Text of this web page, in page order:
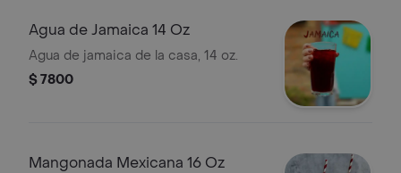
Agua de Jamaica 14 Oz
Agua de jamaica de la casa, 14 oz.
$ 7800
Mangonada Mexicana 16 Oz